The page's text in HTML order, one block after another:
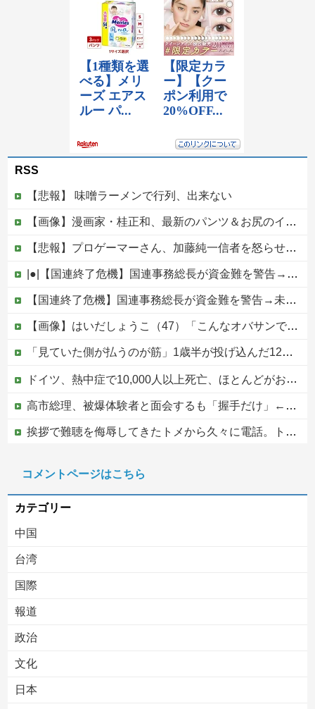
RSS
【悲報】 味噌ラーメンで行列、出来ない
【画像】漫画家・桂正和、最新のパンツ＆お尻のイラスト投稿にネット衝撃「この質感の出し方」「実写かと思いました」
【悲報】プロゲーマーさん、加藤純一信者を怒らせてしまった結果、好き嫌い5位にwwwwwwww
|●|【国連終了危機】国連事務総長が資金難を警告→未払い額を見た世界3位負担の日本側から厳しい声→では誰が払っていないのか言え
【国連終了危機】国連事務総長が資金難を警告→未払い額を見た世界3位負担の日本側から厳しい声→では誰が払っていないのか言え他
【画像】はいだしょうこ（47）「こんなオバサンでいいの…？」
「見ていた側が払うのが筋」1歳半が投げ込んだ12万円のスマホ、半額提示した母親は冷たい？
ドイツ、熱中症で10,000人以上死亡、ほとんどがお前らと同年代で若者は元気
高市総理、被爆体験者と面会するも「握手だけ」←何のために会うんだよ…
挨拶で難聴を侮辱してきたトメから久々に電話。トメ「私は元気よ！」私「でもお義父さんから…」トメの『痔』に効く温泉を紹介してあげたら大発狂した←お義父さんノリノリで温泉行ってて草
中国人による密漁が止まらない
コメントページはこちら
カテゴリー
中国
台湾
国際
報道
政治
文化
日本